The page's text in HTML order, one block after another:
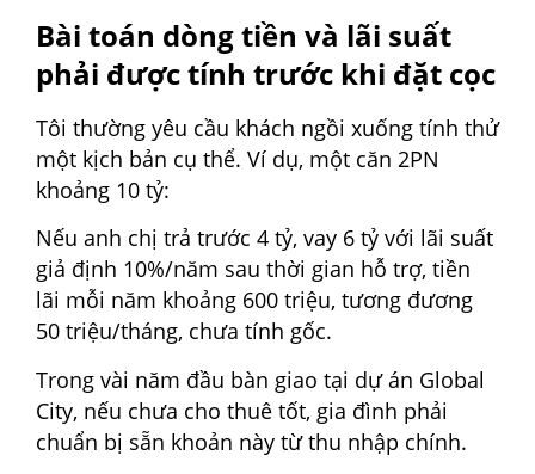
Bài toán dòng tiền và lãi suất
phải được tính trước khi đặt cọc
Tôi thường yêu cầu khách ngồi xuống tính thử
một kịch bản cụ thể. Ví dụ, một căn 2PN
khoảng 10 tỷ:
Nếu anh chị trả trước 4 tỷ, vay 6 tỷ với lãi suất
giả định 10%/năm sau thời gian hỗ trợ, tiền
lãi mỗi năm khoảng 600 triệu, tương đương
50 triệu/tháng, chưa tính gốc.
Trong vài năm đầu bàn giao tại dự án Global
City, nếu chưa cho thuê tốt, gia đình phải
chuẩn bị sẵn khoản này từ thu nhập chính.